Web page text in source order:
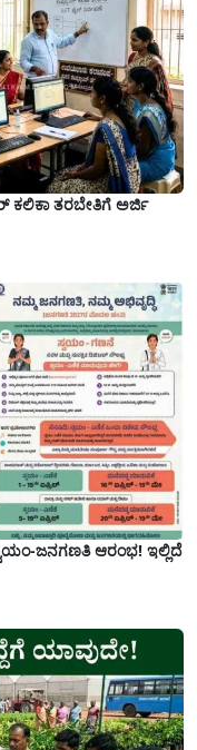
ಕಲಿಕಾ ತರಬೇತಿಗೆ ಅರ್ಜಿ
ಜನಗಣತಿ ಆರಂಭ! ಇಲ್ಲಿದೆ